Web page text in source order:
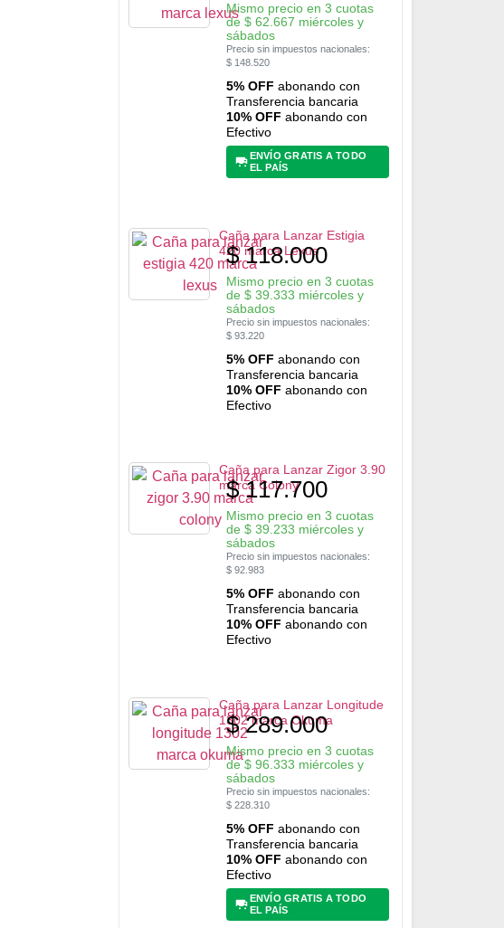
Mismo precio en 3 cuotas
de $62.667 miércoles y
sábados
Precio sin impuestos nacionales:
$148.520
5% OFF abonando con
Transferencia bancaria
10% OFF abonando con
Efectivo
ENVÍO GRATIS A TODO
EL PAÍS
Caña para Lanzar Estigia
420 marca Lexus
$118.000
Mismo precio en 3 cuotas
de $39.333 miércoles y
sábados
Precio sin impuestos nacionales:
$93.220
5% OFF abonando con
Transferencia bancaria
10% OFF abonando con
Efectivo
Caña para Lanzar Zigor 3.90
marca Colony
$117.700
Mismo precio en 3 cuotas
de $39.233 miércoles y
sábados
Precio sin impuestos nacionales:
$92.983
5% OFF abonando con
Transferencia bancaria
10% OFF abonando con
Efectivo
Caña para Lanzar Longitude
1302 marca Okuma
$289.000
Mismo precio en 3 cuotas
de$96.333 miércoles y
sábados
Precio sin impuestos nacionales:
$228.310
5% OFF abonando con
Transferencia bancaria
10% OFF abonando con
Efectivo
ENVÍO GRATIS A TODO
EL PAÍS